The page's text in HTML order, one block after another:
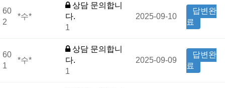
60
2
*수*
상담 문의합니
다.
1
2025-09-10
답변완
료
60
1
*수*
상담 문의합니
다.
1
2025-09-09
답변완
료